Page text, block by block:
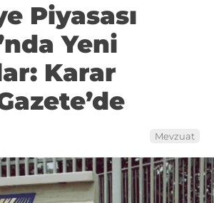
Piyasası
Yeni
Karar
Mevzuat